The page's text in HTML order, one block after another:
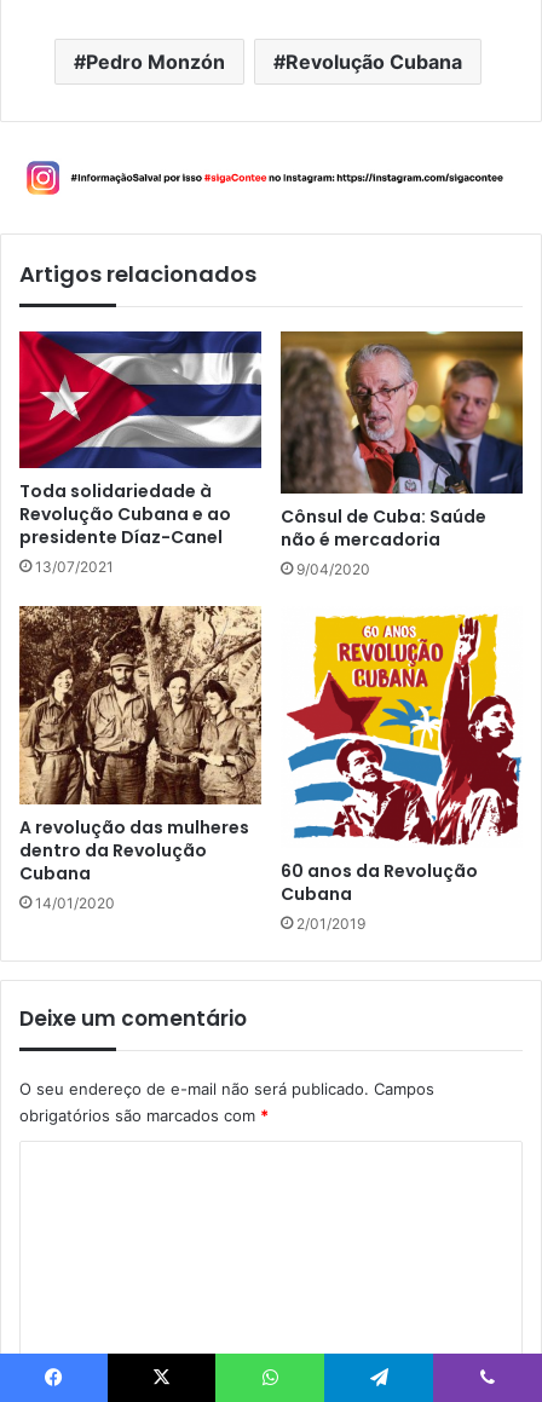
Pedro Monzón Revolução Cubana
Artigos relacionados
Toda solidariedade à
Revolução Cubana e ao
presidente Díaz-Canel
13/07/2021
Cônsul de Cuba: Saúde
não é mercadoria
9/04/2020
A revolução das mulheres
dentro da Revolução
Cubana
14/01/2020
60 anos da Revolução
Cubana
2/01/2019
Deixe um comentário
O seu endereço de e-mail não será publicado. Campos
obrigatórios são marcados com *